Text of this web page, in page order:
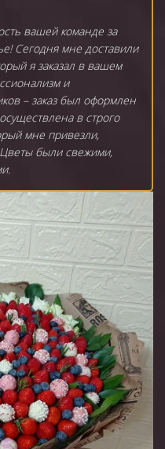
вашей команде за
Сегодня мне доставили
я заказал в вашем
и
– заказ был оформлен
в строго
мне привезли,
были свежими,